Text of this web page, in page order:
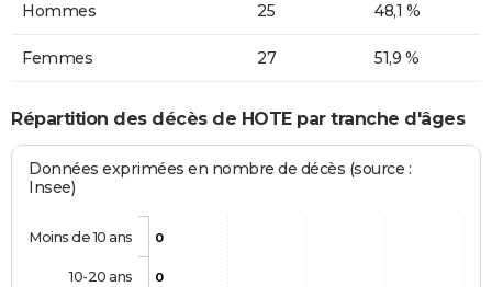
Hommes 25 48,1 %
Femmes 27 51,9 %
Répartition des décès de HOTE par tranche d'âges
Données exprimées en nombre de décès (source :
Insee)
0
0
Moins de 10 ans
10-20 ans